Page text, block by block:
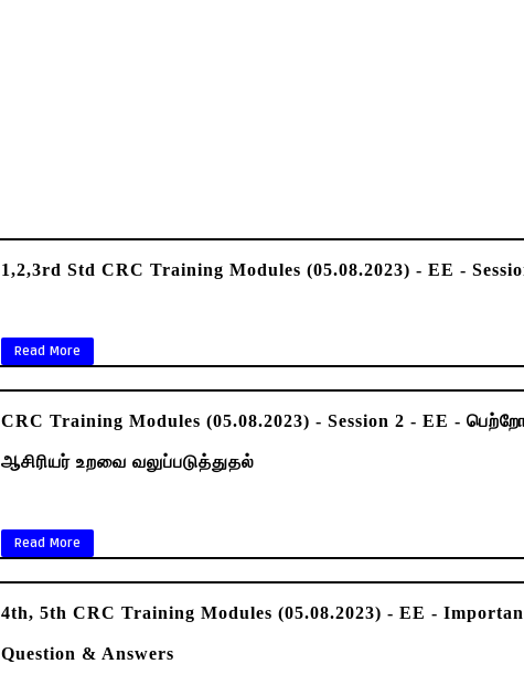
1,2,3rd Std CRC Training Modules (05.08.2023) - EE -
Read More
CRC Training Modules (05.08.2023) - Session 2 - EE -
ஆசிரியர் உறவை வலுப்படுத்துதல்
Read More
4th, 5th CRC Training Modules (05.08.2023) - EE -
Question & Answers